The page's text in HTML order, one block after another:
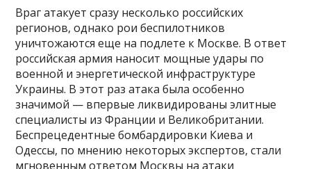
Враг атакует сразу несколько российских
регионов, однако рои беспилотников
уничтожаются еще на подлете к Москве. В ответ
российская армия наносит мощные удары по
военной и энергетической инфраструктуре
Украины. В этот раз атака была особенно
значимой — впервые ликвидированы элитные
специалисты из Франции и Великобритании.
Беспрецедентные бомбардировки Киева и
Одессы, по мнению некоторых экспертов, стали
мгновенным ответом Москвы на атаки